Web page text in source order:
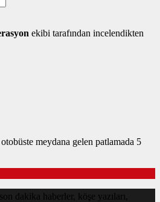
ekibi tarafından incelendikten
meydana gelen patlamada 5
dakika haberler, köşe yazıları,